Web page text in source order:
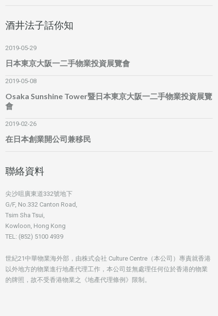
酒井法子話你知
2019-05-29
日本東京大阪一二手物業投資展覽會
2019-05-08
Osaka Sunshine Tower暨日本東京大阪一二手物業投資展覽
會
2019-02-26
在日本創業開公司兼移民
聯絡資料
尖沙咀廣東道332號地下
G/F, No.332 Canton Road,
Tsim Sha Tsui,
Kowloon, Hong Kong
TEL: (852) 5100 4939
世紀21中華物業海外部，由株式会社 Culture Centre（本公司）專責就香港
以外地方的物業進行地產代理工作，本公司並無處理任何位於香港的物業
的牌照，故不受香港物業之《地產代理條例》限制。